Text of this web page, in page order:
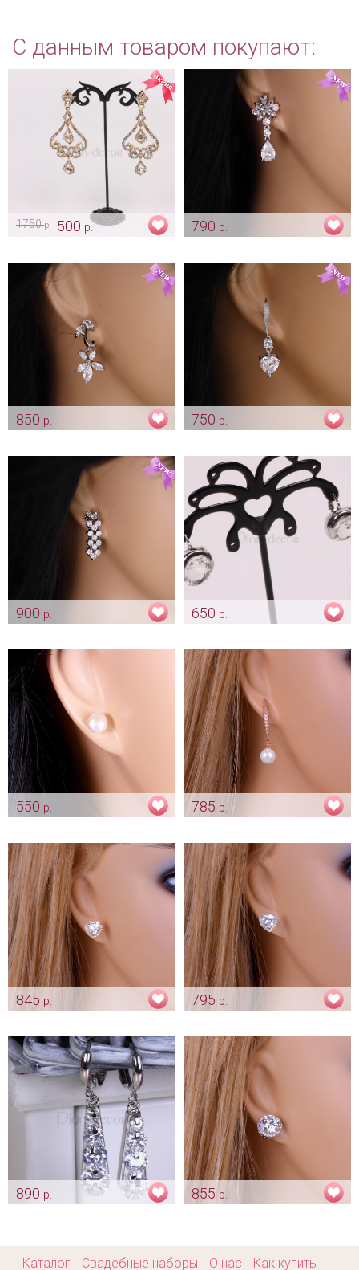
С данным товаром покупают:
1750р. 500 р.
Арт: ser_0107
790 р.
850 р.
750 р.
Арт: ser_0103
900 р.
650 р.
550 р.
785 р.
Арт: ser_0266
845 р.
795 р.
Арт: ser_0322
890 р.
855р.
Каталог Свадебные наборы О нас Как купить